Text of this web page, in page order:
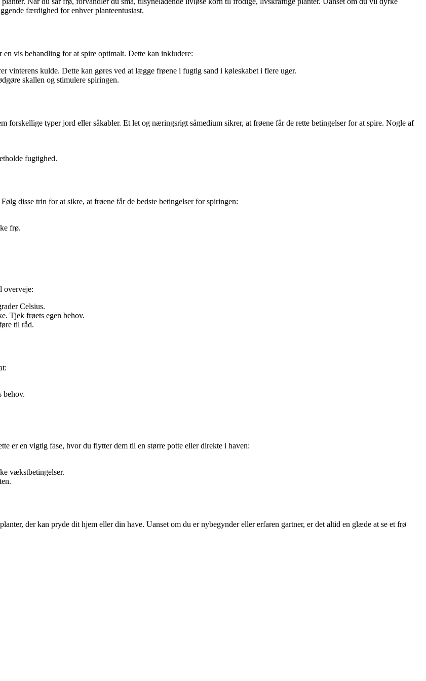
færdighed for enhver planteentusiast.
vis behandling for at spire optimalt. Dette kan inkludere:
vinterens kulde. Dette kan gøres ved at lægge frøene i fugtig sand i køleskabet i flere uger.
skallen og stimulere spiringen.
forskellige typer jord eller såkabler. Et let og næringsrigt såmedium sikrer, at frøene får de rette betingelser for at spire. Nogle af
fugtighed.
disse trin for at sikre, at frøene får de bedste betingelser for spiringen:
frø.
overveje:
Celsius.
Tjek frøets egen behov.
til råd.
behov.
er en vigtig fase, hvor du flytter dem til en større potte eller direkte i haven:
vækstbetingelser.
der kan pryde dit hjem eller din have. Uanset om du er nybegynder eller erfaren gartner, er det altid en glæde at se et frø